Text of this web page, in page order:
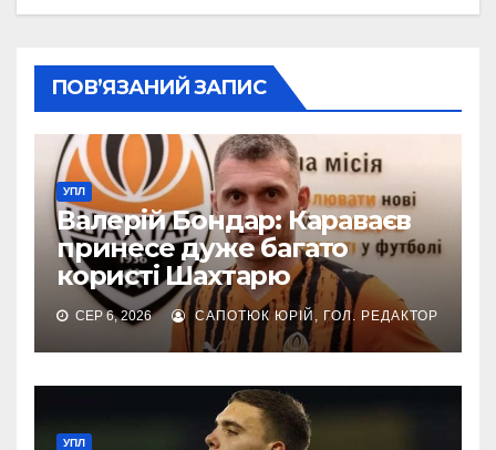
ПОВ’ЯЗАНИЙ ЗАПИС
УПЛ
Валерій Бондар: Караваєв
принесе дуже багато
користі Шахтарю
СЕР 6, 2026 САПОТЮК ЮРІЙ, ГОЛ. РЕДАКТОР
УПЛ